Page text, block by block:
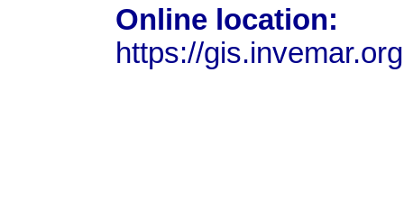
Online location:
https://